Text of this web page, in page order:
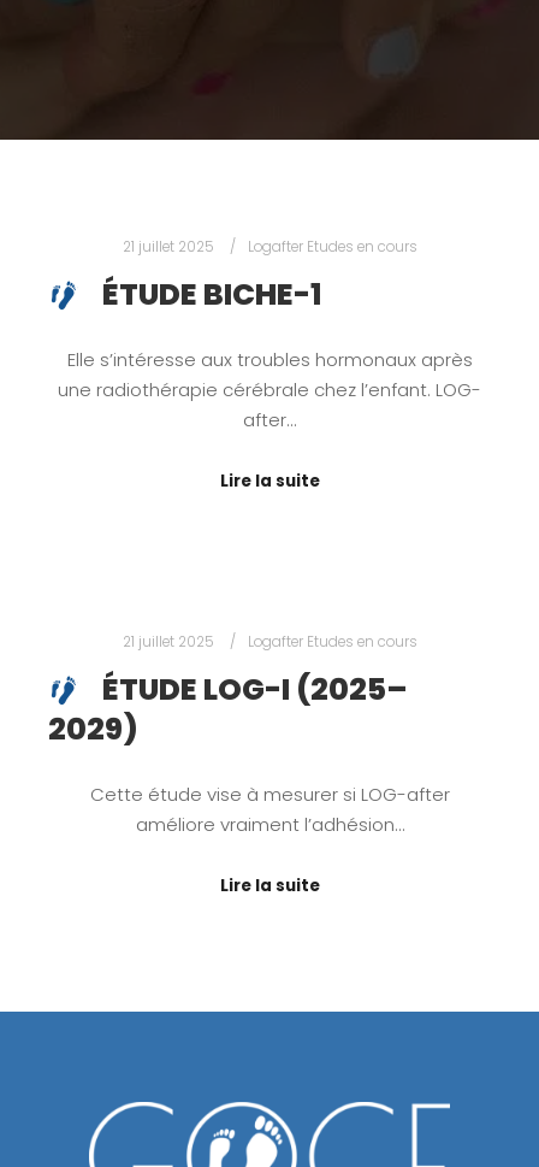
21 juillet 2025 Logafter Etudes en cours
ÉTUDE BICHE-1
Elle s’intéresse aux troubles hormonaux après
une radiothérapie cérébrale chez l’enfant. LOG-
after…
Lire la suite
21 juillet 2025 Logafter Etudes en cours
ÉTUDE LOG-I (2025–
2029)
Cette étude vise à mesurer si LOG-after
améliore vraiment l’adhésion…
Lire la suite